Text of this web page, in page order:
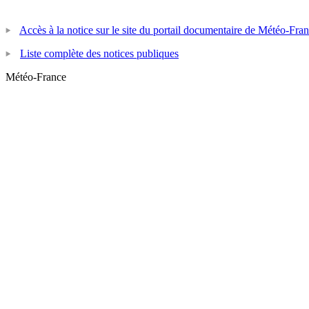
Accès à la notice sur le site du portail documentaire de Météo-
Liste complète des notices publiques
Météo-France